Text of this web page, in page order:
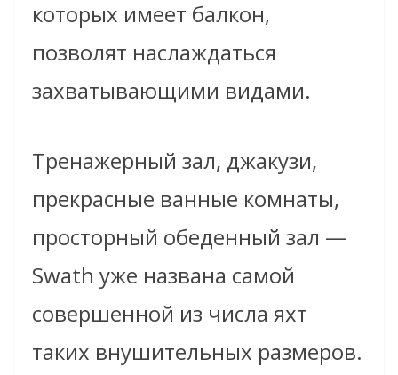
которых имеет балкон,
позволят наслаждаться
захватывающими видами.
Тренажерный зал, джакузи,
прекрасные ванные комнаты,
просторный обеденный зал —
Swath уже названа самой
совершенной из числа яхт
таких внушительных размеров.